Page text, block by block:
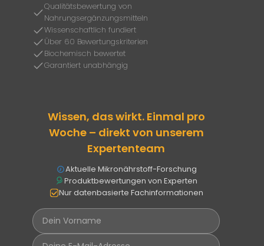
Qualitätsbewertung von
Nahrungsergänzungsmitteln
Wissenschaftlich fundiert
Über 60 Bewertungskriterien
Biochemisch bewertet
Garantiert unabhängig
Wissen, das wirkt. Einmal pro
Woche – direkt von unserem
Expertenteam
Aktuelle Mikronährstoff-Forschung
Produktbewertungen von Experten
Nur datenbasierte Fachinformationen